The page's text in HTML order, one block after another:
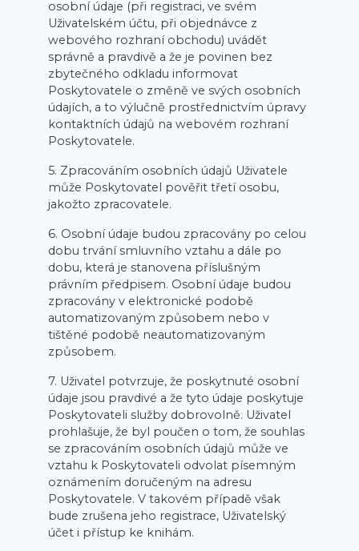
osobní údaje (při registraci, ve svém
Uživatelském účtu, při objednávce z
webového rozhraní obchodu) uvádět
správně a pravdivě a že je povinen bez
zbytečného odkladu informovat
Poskytovatele o změně ve svých osobních
údajích, a to výlučně prostřednictvím úpravy
kontaktních údajů na webovém rozhraní
Poskytovatele.
5. Zpracováním osobních údajů Uživatele
může Poskytovatel pověřit třetí osobu,
jakožto zpracovatele.
6. Osobní údaje budou zpracovány po celou
dobu trvání smluvního vztahu a dále po
dobu, která je stanovena příslušným
právním předpisem. Osobní údaje budou
zpracovány v elektronické podobě
automatizovaným způsobem nebo v
tištěné podobě neautomatizovaným
způsobem.
7. Uživatel potvrzuje, že poskytnuté osobní
údaje jsou pravdivé a že tyto údaje poskytuje
Poskytovateli služby dobrovolně. Uživatel
prohlašuje, že byl poučen o tom, že souhlas
se zpracováním osobních údajů může ve
vztahu k Poskytovateli odvolat písemným
oznámením doručeným na adresu
Poskytovatele. V takovém případě však
bude zrušena jeho registrace, Uživatelský
účet i přístup ke knihám.